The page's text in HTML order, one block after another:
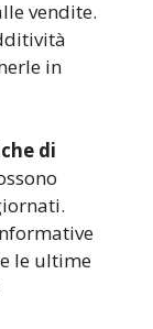
vendite.
in
di
le ultime